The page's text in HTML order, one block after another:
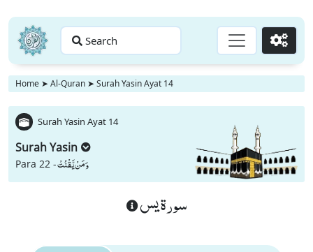
Search Go
Home ➤ Al-Quran ➤ Surah Yasin Ayat 14
Surah Yasin Ayat 14
Surah Yasin
Para 22 -وَ مَنْ یَّقْنُتْ
سورة يس